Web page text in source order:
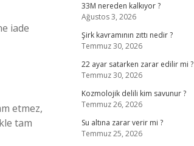
iade
etmez,
tam
33M nereden kalkıyor ?
Ağustos 3, 2026
Şirk kavramının zıttı nedir ?
Temmuz 30, 2026
22 ayar satarken zarar edilir mi ?
Temmuz 30, 2026
Kozmolojik delili kim savunur ?
Temmuz 26, 2026
Su altına zarar verir mi ?
Temmuz 25, 2026